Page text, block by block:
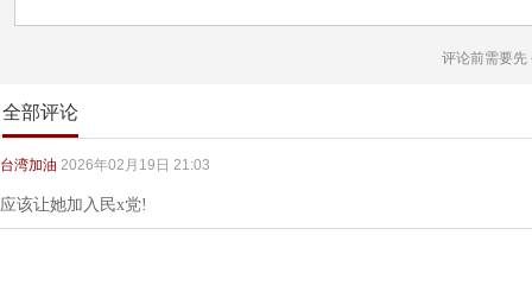
评论前需要先
全部评论
台湾加油 2026年02月19日 21:03
应该让她加入民x党!